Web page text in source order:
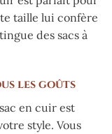
taille lui confère
des sacs à
les goûts
en cuir est
style. Vous